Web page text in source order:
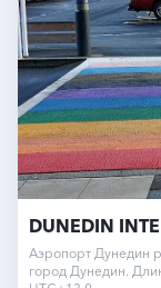
DUNEDIN
Аэропорт Дунедин
город Дунедин.